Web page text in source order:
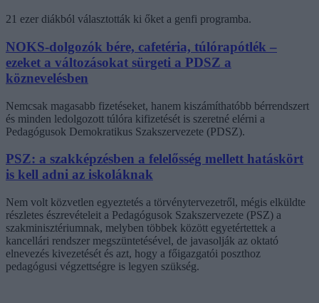
21 ezer diákból választották ki őket a genfi programba.
NOKS-dolgozók bére, cafetéria, túlórapótlék –
ezeket a változásokat sürgeti a PDSZ a
köznevelésben
Nemcsak magasabb fizetéseket, hanem kiszámíthatóbb bérrendszert
és minden ledolgozott túlóra kifizetését is szeretné elérni a
Pedagógusok Demokratikus Szakszervezete (PDSZ).
PSZ: a szakképzésben a felelősség mellett hatáskört
is kell adni az iskoláknak
Nem volt közvetlen egyeztetés a törvénytervezetről, mégis elküldte
részletes észrevételeit a Pedagógusok Szakszervezete (PSZ) a
szakminisztériumnak, melyben többek között egyetértettek a
kancellári rendszer megszüntetésével, de javasolják az oktató
elnevezés kivezetését és azt, hogy a főigazgatói poszthoz
pedagógusi végzettségre is legyen szükség.